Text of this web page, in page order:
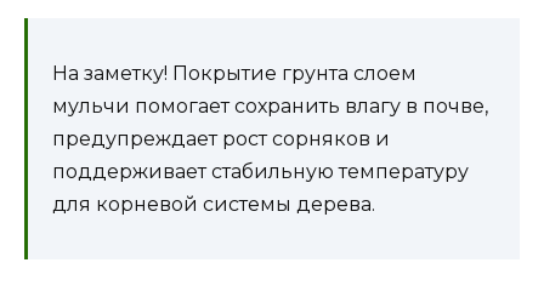
На заметку! Покрытие грунта слоем
мульчи помогает сохранить влагу в почве,
предупреждает рост сорняков и
поддерживает стабильную температуру
для корневой системы дерева.